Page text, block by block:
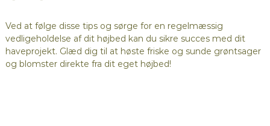
Ved at følge disse tips og sørge for en regelmæssig
vedligeholdelse af dit højbed kan du sikre succes med dit
haveprojekt. Glæd dig til at høste friske og sunde grøntsager
og blomster direkte fra dit eget højbed!